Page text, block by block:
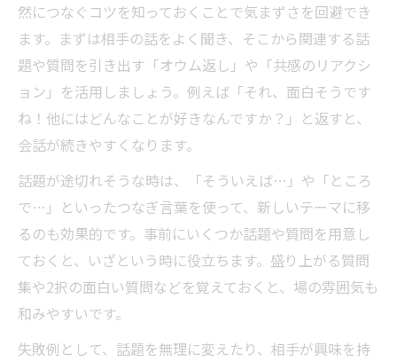
然につなぐコツを知っておくことで気まずさを回避でき
ます。まずは相手の話をよく聞き、そこから関連する話
題や質問を引き出す「オウム返し」や「共感のリアクシ
ョン」を活用しましょう。例えば「それ、面白そうです
ね！他にはどんなことが好きなんですか？」と返すと、
会話が続きやすくなります。
話題が途切れそうな時は、「そういえば…」や「ところ
で…」といったつなぎ言葉を使って、新しいテーマに移
るのも効果的です。事前にいくつか話題や質問を用意し
ておくと、いざという時に役立ちます。盛り上がる質問
集や2択の面白い質問などを覚えておくと、場の雰囲気も
和みやすいです。
失敗例として、話題を無理に変えたり、相手が興味を持